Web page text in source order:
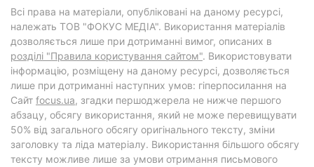
Всі права на матеріали, опубліковані на даному ресурсі,
належать ТОВ "ФОКУС МЕДІА". Використання матеріалів
дозволяється лише при дотриманні вимог, описаних в
розділі "Правила користування сайтом". Використовувати
інформацію, розміщену на даному ресурсі, дозволяється
лише при дотриманні наступних умов: гіперпосилання на
Cайт focus.ua, згадки першоджерела не нижче першого
абзацу, обсягу використання, який не може перевищувати
50% від загального обсягу оригінального тексту, зміни
заголовку та ліда матеріалу. Використання більшого обсягу
тексту можливе лише за умови отримання письмового